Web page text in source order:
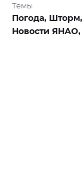
Темы
Погода, Шторм,
Новости ЯНАО,